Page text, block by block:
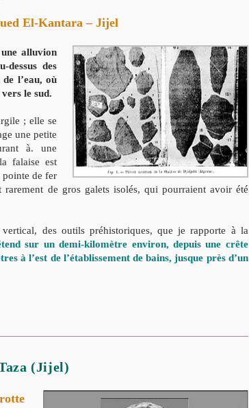
El-Kantara – Jijel
alluvion
dessus des
l’eau, où
le sud.
; elle se
une petite
à. une
falaise est
pointe de fer
de gros galets isolés, qui pourraient avoir été
des outils préhistoriques, que je rapporte à la
sur un demi-kilomètre environ, depuis une crête
à l’est de l’établissement de bains, jusque près d’un
(Jijel)